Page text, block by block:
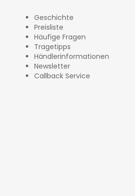
Geschichte
Preisliste
Häufige Fragen
Tragetipps
Händlerinformationen
Newsletter
Callback Service